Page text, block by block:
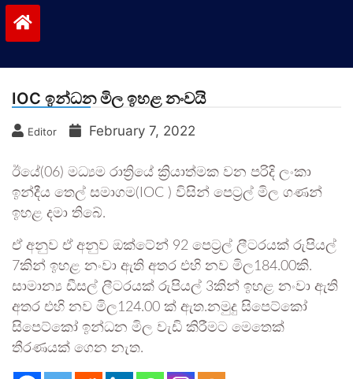
IOC ඉන්ධන මිල ඉහළ නංවයි
Editor February 7, 2022
ඊයේ(06) මධ්‍යම රාත්‍රියේ ක්‍රියාත්මක වන පරිදි ලංකා
ඉන්දීය තෙල් සමාගම(IOC ) විසින් පෙට්‍රල් මිල ගණන්
ඉහළ දමා තිබේ.
ඒ අනුව ඒ අනුව ඔක්ටේන් 92 පෙට්‍රල් ලීටරයක් රුපියල්
7කින් ඉහළ නංවා ඇති අතර එහි නව මිල184.00කි.
සාමාන්‍ය ඩීසල් ලීටරයක් රුපියල් 3කින් ඉහළ නංවා ඇති
අතර එහි නව මිල124.00 ක් ඇත.නමුදු සිපෙට්කෝ
සිපෙට්කෝ ඉන්ධන මිල වැඩි කිරීමට මෙතෙක්
තීරණයක් ගෙන නැත.